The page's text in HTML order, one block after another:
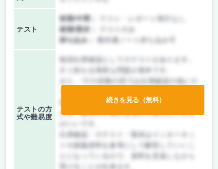
テスト
前期/中間：
後期/期末：
持ち込み：
教科書ノート持ち込み可
テストの方
式や難易度
毎回出席確認として小テストがあります。
また、“3”の倍数の回では出席確認の他に小
受けずに期末だけで勝負することも可能で
すが、期末の予習になるので受けといた方
出席確認・小テスト・期末はインターネッ
トや講義資料を参考にして解答していいこ
続きを見る（無料）